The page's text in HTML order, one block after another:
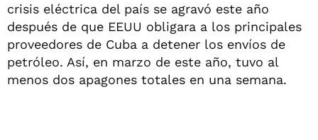
crisis eléctrica del país se agravó este año
después de que EEUU obligara a los principales
proveedores de Cuba a detener los envíos de
petróleo. Así, en marzo de este año, tuvo al
menos dos apagones totales en una semana.